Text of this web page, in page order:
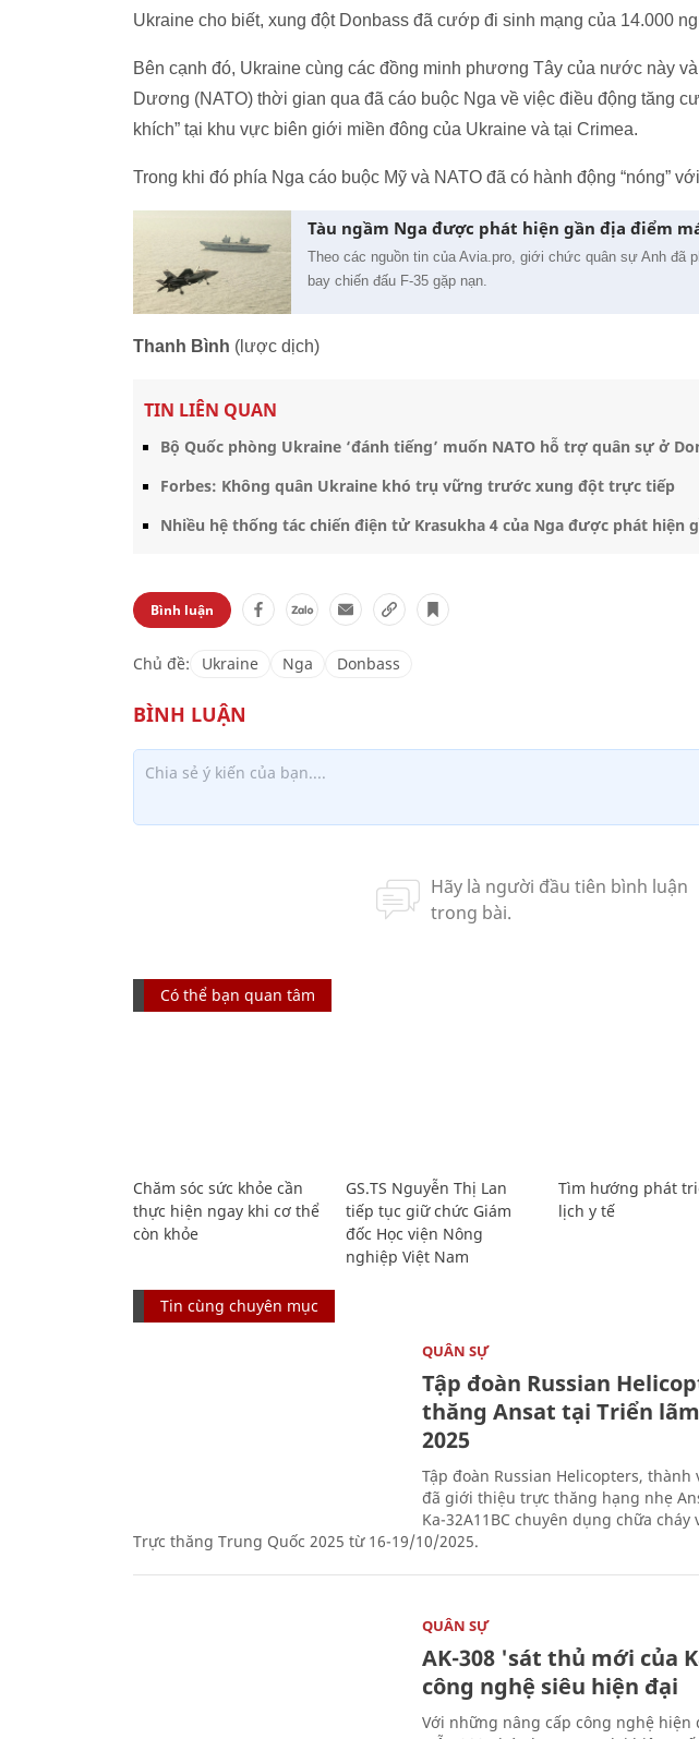
Ukraine cho biết, xung đột Donbass đã cướp đi sinh mạng của 14.000
Bên cạnh đó, Ukraine cùng các đồng minh phương Tây của nước này
Dương (NATO) thời gian qua đã cáo buộc Nga về việc điều động tăng
khích” tại khu vực biên giới miền đông của Ukraine và tại Crimea.
Trong khi đó phía Nga cáo buộc Mỹ và NATO đã có hành động “nóng”
Tàu ngầm Nga được phát hiện gần địa điểm
Theo các nguồn tin của Avia.pro, giới chức quân sự Anh đã
bay chiến đấu F-35 gặp nạn.
Thanh Bình (lược dịch)
TIN LIÊN QUAN
Bộ Quốc phòng Ukraine ‘đánh tiếng’ muốn NATO hỗ trợ quân sự ở
Forbes: Không quân Ukraine khó trụ vững trước xung đột trực tiếp
Nhiều hệ thống tác chiến điện tử Krasukha 4 của Nga được phát hiện
Bình luận
Chủ đề: Ukraine Nga Donbass
Có thể bạn quan tâm
Chăm sóc sức khỏe cần
thực hiện ngay khi cơ thể
còn khỏe
GS.TS Nguyễn Thị Lan
tiếp tục giữ chức Giám
đốc Học viện Nông
nghiệp Việt Nam
Tìm hướng phát
lịch y tế
Tin cùng chuyên mục
QUÂN SỰ
Tập đoàn Russian
thăng Ansat tại Triển
2025
Tập đoàn Russian Helicopters, thành
đã giới thiệu trực thăng hạng nhẹ
Ka-32A11BC chuyên dụng chữa
Trực thăng Trung Quốc 2025 từ 16-19/10/2025.
QUÂN SỰ
AK-308 'sát thủ mới của
công nghệ siêu hiện đại
Với những nâng cấp công nghệ